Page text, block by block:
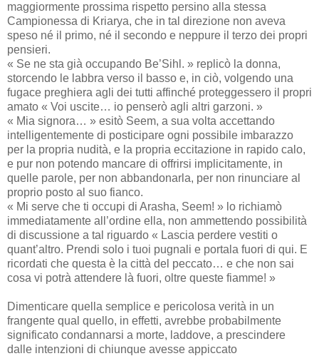
maggiormente prossima rispetto persino alla stessa
Campionessa di Kriarya, che in tal direzione non aveva
speso né il primo, né il secondo e neppure il terzo dei propri
pensieri.
« Se ne sta già occupando Be’Sihl. » replicò la donna,
storcendo le labbra verso il basso e, in ciò, volgendo una
fugace preghiera agli dei tutti affinché proteggessero il propri
amato « Voi uscite… io penserò agli altri garzoni. »
« Mia signora… » esitò Seem, a sua volta accettando
intelligentemente di posticipare ogni possibile imbarazzo
per la propria nudità, e la propria eccitazione in rapido calo,
e pur non potendo mancare di offrirsi implicitamente, in
quelle parole, per non abbandonarla, per non rinunciare al
proprio posto al suo fianco.
« Mi serve che ti occupi di Arasha, Seem! » lo richiamò
immediatamente all’ordine ella, non ammettendo possibilità
di discussione a tal riguardo « Lascia perdere vestiti o
quant’altro. Prendi solo i tuoi pugnali e portala fuori di qui. E
ricordati che questa è la città del peccato… e che non sai
cosa vi potrà attendere là fuori, oltre queste fiamme! »
Dimenticare quella semplice e pericolosa verità in un
frangente qual quello, in effetti, avrebbe probabilmente
significato condannarsi a morte, laddove, a prescindere
dalle intenzioni di chiunque avesse appiccato